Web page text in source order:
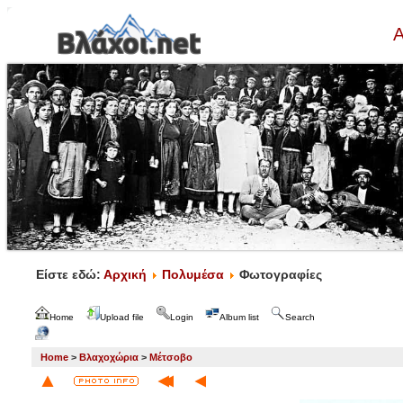
Είστε εδώ: Αρχική Πολυμέσα Φωτογραφίες
Home Upload file Login Album list Search
Home > Βλαχοχώρια > Μέτσοβο